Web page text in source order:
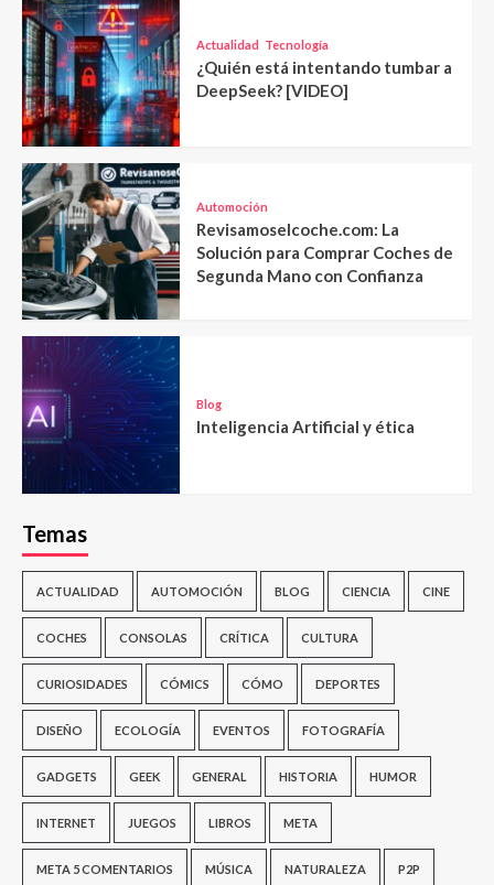
Actualidad Tecnología
¿Quién está intentando tumbar a
DeepSeek? [VIDEO]
Automoción
Revisamoselcoche.com: La
Solución para Comprar Coches de
Segunda Mano con Confianza
Blog
Inteligencia Artificial y ética
Temas
ACTUALIDAD AUTOMOCIÓN BLOG CIENCIA CINE
COCHES CONSOLAS CRÍTICA CULTURA
CURIOSIDADES CÓMICS CÓMO DEPORTES
DISEÑO ECOLOGÍA EVENTOS FOTOGRAFÍA
GADGETS GEEK GENERAL HISTORIA HUMOR
INTERNET JUEGOS LIBROS META
META 5 COMENTARIOS MÚSICA NATURALEZA P2P